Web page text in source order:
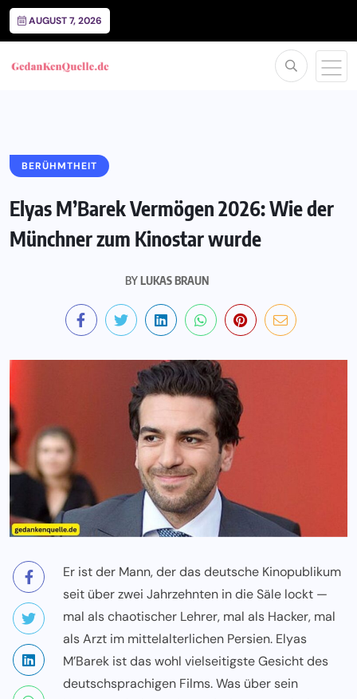
AUGUST 7, 2026
BERÜHMTHEIT
Elyas M’Barek Vermögen 2026: Wie der
Münchner zum Kinostar wurde
BYLUKAS BRAUN
Er ist der Mann, der das deutsche Kinopublikum
seit über zwei Jahrzehnten in die Säle lockt —
mal als chaotischer Lehrer, mal als Hacker, mal
als Arzt im mittelalterlichen Persien. Elyas
M’Barek ist das wohl vielseitigste Gesicht des
deutschsprachigen Films. Was über sein